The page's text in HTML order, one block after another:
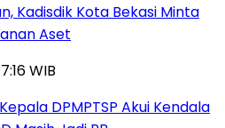
Kadisdik Kota Bekasi Minta
Aset
WIB
DPMPTSP Akui Kendala